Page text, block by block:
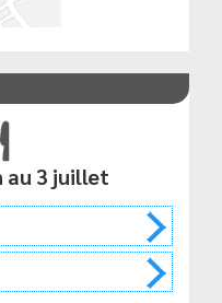
au 3 juillet